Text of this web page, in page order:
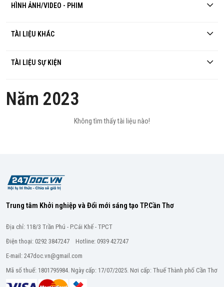
HÌNH ẢNH/VIDEO - PHIM
TÀI LIỆU KHÁC
TÀI LIỆU SỰ KIỆN
Năm 2023
Không tìm thấy tài liệu nào!
Trung tâm Khởi nghiệp và Đổi mới sáng tạo TP.Cần Thơ
Địa chỉ: 118/3 Trần Phú - P.Cái Khế - TPCT
Điện thoại: 0292 3847247 Hotline: 0939 427247
E-mail: 247doc.vn@gmail.com
Mã số thuế: 1801795984. Ngày cấp: 17/07/2025. Nơi cấp: Thuế Thành phố Cần Thơ